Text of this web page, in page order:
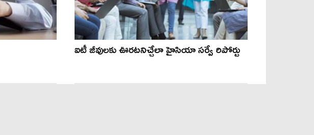
ఐటీ జీవులకు ఊరటనిచ్చేలా హైసియా సర్వే రిపోర్టు